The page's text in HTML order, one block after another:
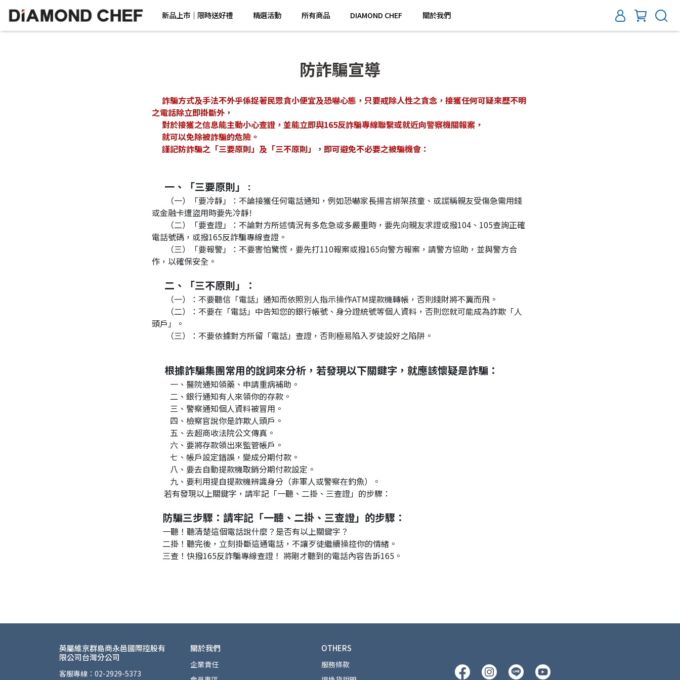
新品上市｜限時送好禮 精選活動 所有商品 DIAMOND CHEF 關於我們
防詐騙宣導
之電話除立即掛斷外，
     對於接獲之信息能主動小心查證，並能立即與165反詐騙專線聯繫或就近向警察機關報案，
     就可以免除被詐騙的危險。
     謹記防詐騙之「三要原則」及「三不原則」，即可避免不必要之被騙機會：
     一、「三要原則」
：
或金融卡遭盜用時要先冷靜!
電話號碼，或撥165反詐騙專線查證。
作，以確保安全。
     二、「三不原則」：
       （一）：不要聽信「電話」通知而依照別人指示操作ATM提款機轉帳，否則錢財將不翼而飛。
頭戶」。
       （三）：不要依據對方所留「電話」查證，否則極易陷入歹徒設好之陷阱。
     根據詐騙集團常用的說詞來分析，若發現以下關鍵字，就應該懷疑是詐騙：
         一、醫院通知領藥、申請重病補助。
         二、銀行通知有人來領你的存款。
         三、警察通知個人資料被冒用。
         四、檢察官說你是詐欺人頭戶。
         五、去超商收法院公文傳真。
         六、要將存款領出來監管帳戶。
         七、帳戶設定錯誤，變成分期付款。
         八、要去自動提款機取銷分期付款設定。
         九、要利用提自提款機辨識身分（非軍人或警察在釣魚）。
若有發現以上關鍵字，請牢記「一聽、二掛、三查證」的步驟：
防騙三步驟：請牢記「一聽、二掛、三查證」的步驟：
一聽！聽清楚這個電話說什麼？是否有以上關鍵字？
二掛！聽完後，立刻掛斷這通電話，不讓歹徒繼續操控你的情緒。
三查！快撥165反詐騙專線查證！ 將剛才聽到的電話內容告訴165。
英屬維京群島商永邑國際控股有
限公司台灣分公司
客服專線：02-2929-5373
關於我們
企業責任
OTHERS
服務條款